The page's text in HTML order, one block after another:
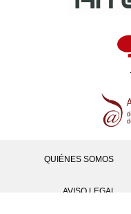
QUIÉNES SOMOS
AVISO LEGAL